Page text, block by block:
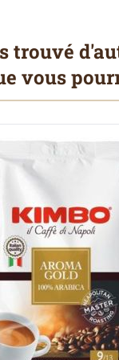
trouvé
vous
entre les
le carrousel
à la navigation en